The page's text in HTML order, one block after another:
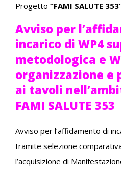
Progetto “FAMI SALUTE
Avviso per
incarico di WP4
metodologica e
organizzazione e
ai tavoli
FAMI SALUTE 353
Avviso per l’affidamento di
tramite selezione
l’acquisizione di